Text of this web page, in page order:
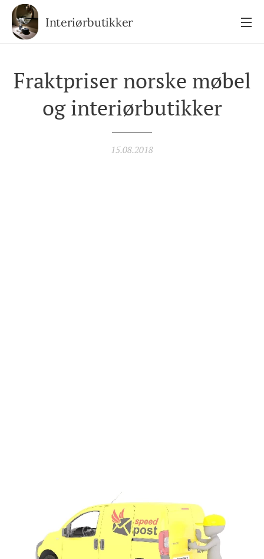
Interiørbutikker
Fraktpriser norske møbel
og interiørbutikker
15.08.2018